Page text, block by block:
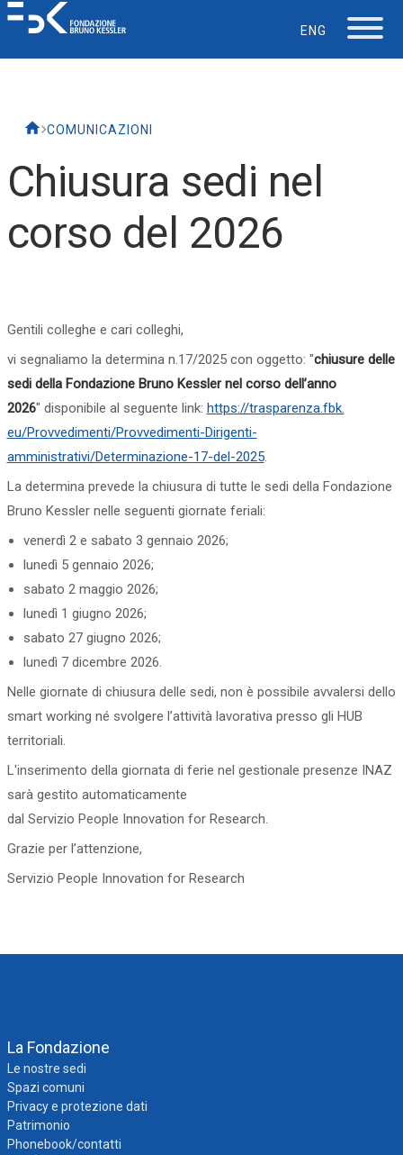
ENG
Supporto
COMUNICAZIONI
Chiusura sedi nel
corso del 2026
Gentili colleghe e cari colleghi,
vi segnaliamo la determina n.17/2025 con oggetto: "chiusure delle
sedi della Fondazione Bruno Kessler nel corso dell’anno
2026" disponibile al seguente link: https://trasparenza.fbk.
eu/Provvedimenti/Provvedimenti-Dirigenti-
amministrativi/Determinazione-17-del-2025.
La determina prevede la chiusura di tutte le sedi della Fondazione
Bruno Kessler nelle seguenti giornate feriali:
venerdì 2 e sabato 3 gennaio 2026;
lunedì 5 gennaio 2026;
sabato 2 maggio 2026;
lunedì 1 giugno 2026;
sabato 27 giugno 2026;
lunedì 7 dicembre 2026.
Nelle giornate di chiusura delle sedi, non è possibile avvalersi dello
smart working né svolgere l’attività lavorativa presso gli HUB
territoriali.
L'inserimento della giornata di ferie nel gestionale presenze INAZ
sarà gestito automaticamente
dal Servizio People Innovation for Research.
Grazie per l’attenzione,
Servizio People Innovation for Research
La Fondazione
Le nostre sedi
Spazi comuni
Privacy e protezione dati
Patrimonio
Phonebook/contatti